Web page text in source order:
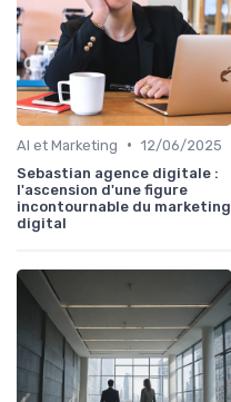
AI et Marketing • 12/06/2025
Sebastian agence digitale :
l'ascension d'une figure
incontournable du marketing
digital